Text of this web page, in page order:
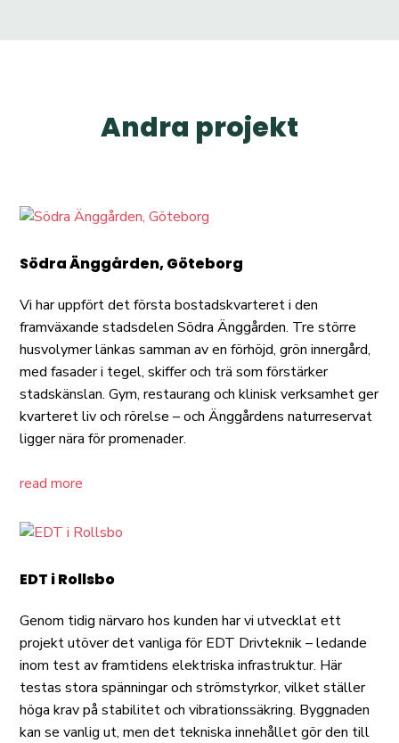
Andra projekt
Södra Änggården, Göteborg
Vi har uppfört det första bostadskvarteret i den
framväxande stadsdelen Södra Änggården. Tre större
husvolymer länkas samman av en förhöjd, grön innergård,
med fasader i tegel, skiffer och trä som förstärker
stadskänslan. Gym, restaurang och klinisk verksamhet ger
kvarteret liv och rörelse – och Änggårdens naturreservat
ligger nära för promenader.
read more
EDT i Rollsbo
Genom tidig närvaro hos kunden har vi utvecklat ett
projekt utöver det vanliga för EDT Drivteknik – ledande
inom test av framtidens elektriska infrastruktur. Här
testas stora spänningar och strömstyrkor, vilket ställer
höga krav på stabilitet och vibrationssäkring. Byggnaden
kan se vanlig ut, men det tekniska innehållet gör den till